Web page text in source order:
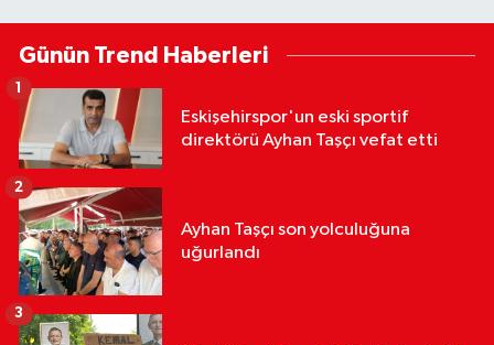
Günün Trend Haberleri
Eskişehirspor'un eski sportif
direktörü Ayhan Taşçı vefat etti
1
Ayhan Taşçı son yolculuğuna
uğurlandı
2
3